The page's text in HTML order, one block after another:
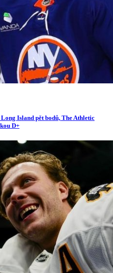
Island pět bodů, The Athletic
D+